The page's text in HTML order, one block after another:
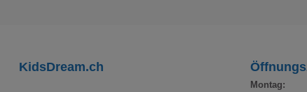
KidsDream.ch
Montag: